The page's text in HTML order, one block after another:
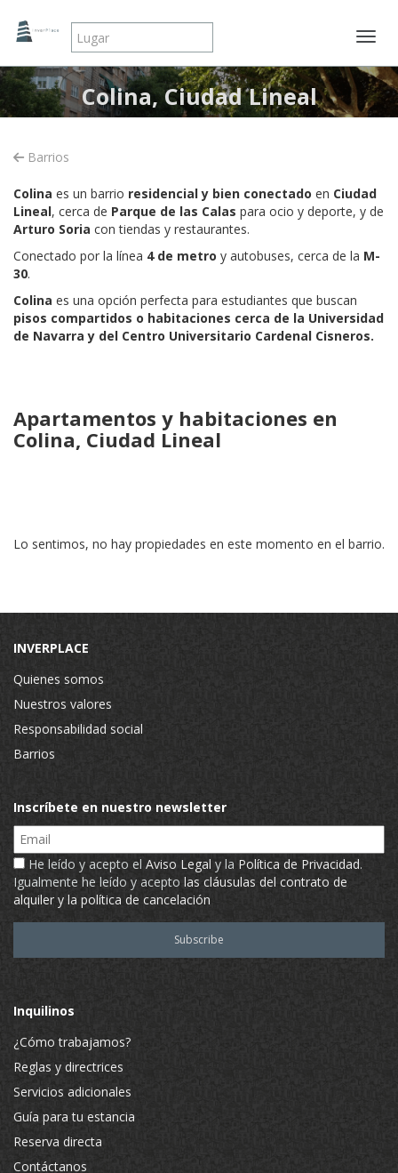
Colina, Ciudad Lineal
Barrios
Colina es un barrio residencial y bien conectado en Ciudad
Lineal, cerca de Parque de las Calas para ocio y deporte, y de
Arturo Soria con tiendas y restaurantes.
Conectado por la línea 4 de metro y autobuses, cerca de la M-
30.
Colina es una opción perfecta para estudiantes que buscan
pisos compartidos o habitaciones cerca de la Universidad
de Navarra y del Centro Universitario Cardenal Cisneros.
Apartamentos y habitaciones en
Colina, Ciudad Lineal
Lo sentimos, no hay propiedades en este momento en el barrio.
INVERPLACE
Quienes somos
Nuestros valores
Responsabilidad social
Barrios
Inscríbete en nuestro newsletter
Email
He leído y acepto el Aviso Legal y la Política de Privacidad.
Igualmente he leído y acepto las cláusulas del contrato de
alquiler y la política de cancelación
Inquilinos
¿Cómo trabajamos?
Reglas y directrices
Servicios adicionales
Guía para tu estancia
Reserva directa
Contáctanos